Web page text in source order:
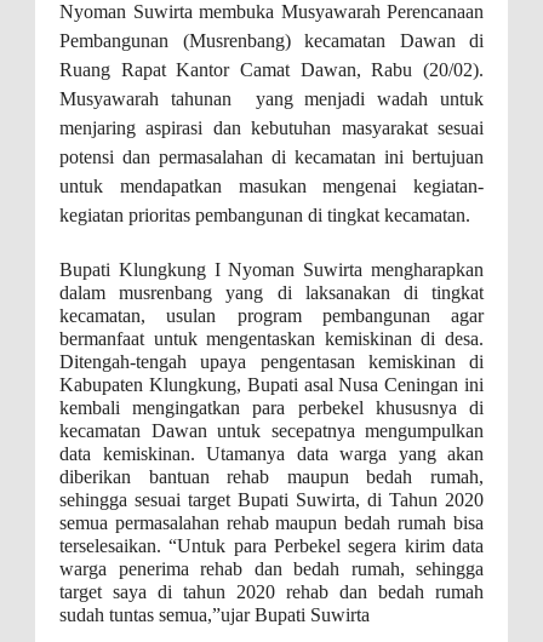
Nyoman Suwirta membuka Musyawarah Perencanaan
Pembangunan (Musrenbang) kecamatan Dawan di
Ruang Rapat Kantor Camat Dawan, Rabu (20/02).
Musyawarah tahunan yang menjadi wadah untuk
menjaring aspirasi dan kebutuhan masyarakat sesuai
potensi dan permasalahan di kecamatan ini bertujuan
untuk mendapatkan masukan mengenai kegiatan-
kegiatan prioritas pembangunan di tingkat kecamatan.
Bupati Klungkung I Nyoman Suwirta mengharapkan
dalam musrenbang yang di laksanakan di tingkat
kecamatan, usulan program pembangunan agar
bermanfaat untuk mengentaskan kemiskinan di desa.
Ditengah-tengah upaya pengentasan kemiskinan di
Kabupaten Klungkung, Bupati asal Nusa Ceningan ini
kembali mengingatkan para perbekel khususnya di
kecamatan Dawan untuk secepatnya mengumpulkan
data kemiskinan. Utamanya data warga yang akan
diberikan bantuan rehab maupun bedah rumah,
sehingga sesuai target Bupati Suwirta, di Tahun 2020
semua permasalahan rehab maupun bedah rumah bisa
terselesaikan. “Untuk para Perbekel segera kirim data
warga penerima rehab dan bedah rumah, sehingga
target saya di tahun 2020 rehab dan bedah rumah
sudah tuntas semua,”ujar Bupati Suwirta